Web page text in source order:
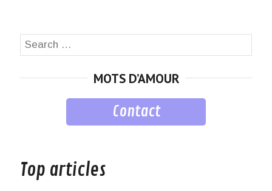
Search
MOTS D’AMOUR
Contact
Top articles